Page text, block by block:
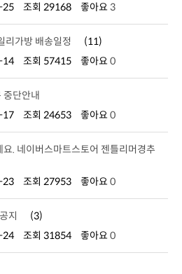
25 조회 29168 좋아요 3
리가방 배송일정
(11)
14 조회 57415 좋아요 0
중단안내
17 조회 24653 좋아요 0
23 조회 27953 좋아요 0
지
(3)
24 조회 31854 좋아요 0